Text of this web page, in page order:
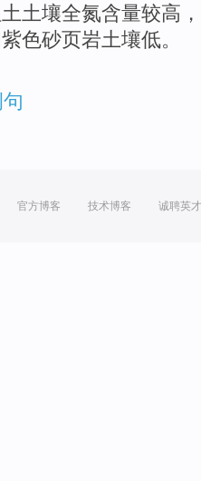
土壤全氮含量较高 ，
紫色砂页岩土壤低。
官方博客 技术博客 诚聘英才